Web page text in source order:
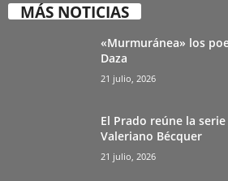
MÁS NOTICIAS
«Murmuránea» los
Daza
21 julio, 2026
El Prado reúne la
Valeriano Bécquer
21 julio, 2026